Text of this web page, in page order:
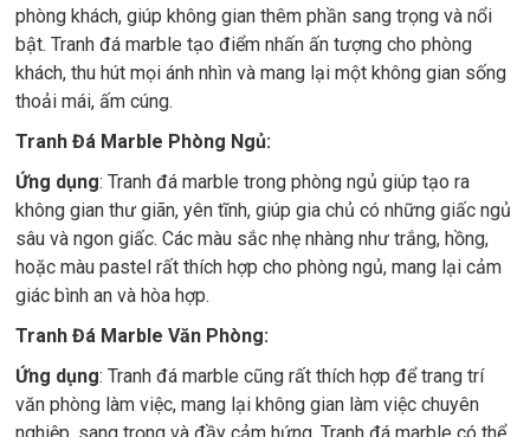
phòng khách, giúp không gian thêm phần sang trọng và nổi
bật. Tranh đá marble tạo điểm nhấn ấn tượng cho phòng
khách, thu hút mọi ánh nhìn và mang lại một không gian sống
thoải mái, ấm cúng.
Tranh Đá Marble Phòng Ngủ:
Ứng dụng: Tranh đá marble trong phòng ngủ giúp tạo ra
không gian thư giãn, yên tĩnh, giúp gia chủ có những giấc ngủ
sâu và ngon giấc. Các màu sắc nhẹ nhàng như trắng, hồng,
hoặc màu pastel rất thích hợp cho phòng ngủ, mang lại cảm
giác bình an và hòa hợp.
Tranh Đá Marble Văn Phòng:
Ứng dụng: Tranh đá marble cũng rất thích hợp để trang trí
văn phòng làm việc, mang lại không gian làm việc chuyên